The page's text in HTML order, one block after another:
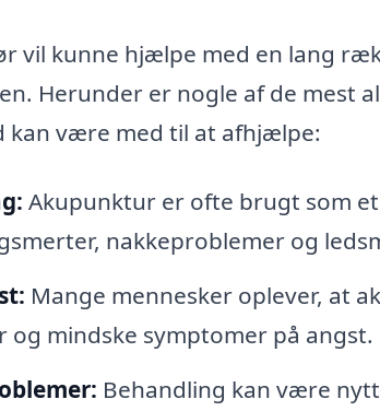
vil kunne hjælpe med en lang
Herunder er nogle af de mest
kan være med til at afhjælpe:
Akupunktur er ofte brugt som
nakkeproblemer og
Mange mennesker oplever, at
og mindske symptomer på angst.
Behandling kan være